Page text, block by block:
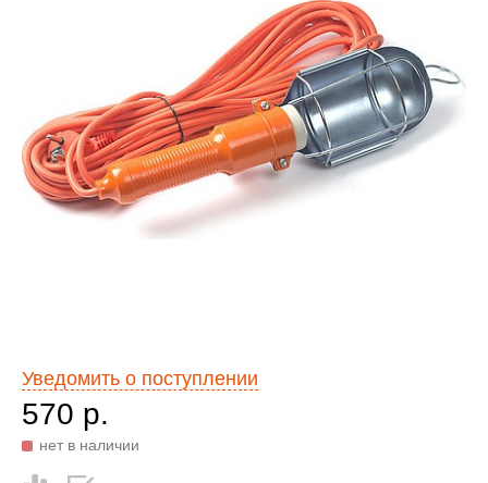
Уведомить о поступлении
570 р.
нет в наличии